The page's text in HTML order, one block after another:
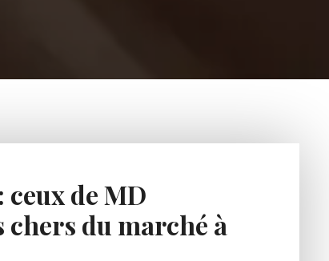
de MD
du marché à